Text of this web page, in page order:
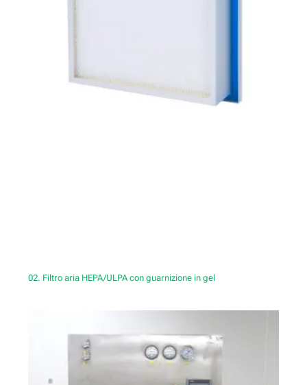
02. Filtro aria HEPA/ULPA con guarnizione in gel